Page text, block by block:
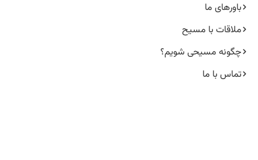
باورهای ما
ملاقات با مسیح
چگونه مسیحی شویم؟
تماس با ما